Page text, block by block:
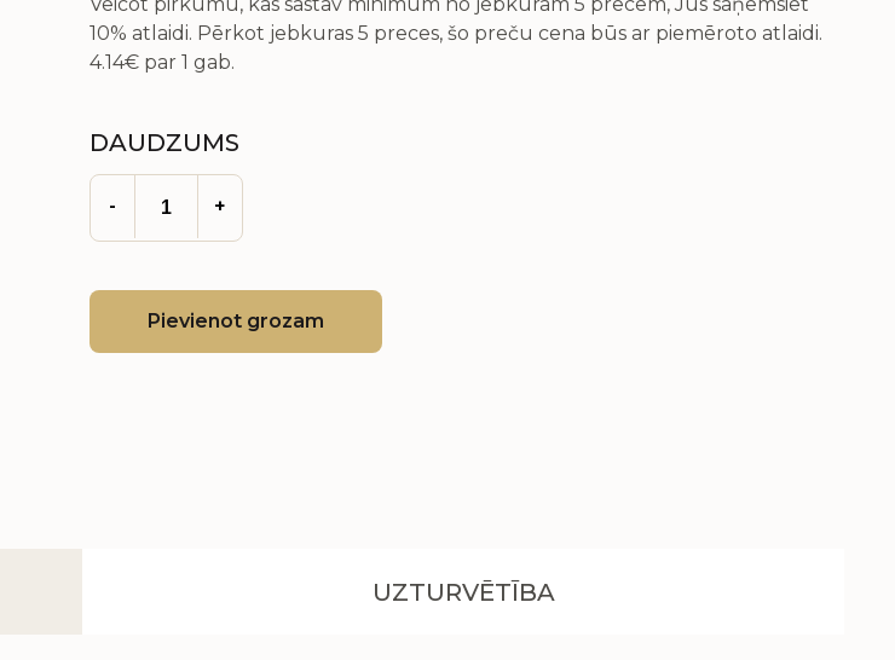
10% atlaidi. Pērkot jebkuras 5 preces, šo preču cena būs ar piemēroto atlaidi.
4.14€ par 1 gab.
DAUDZUMS
- +
Pievienot grozam
UZTURVĒTĪBA